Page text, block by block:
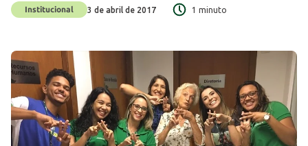
3 de abril de 2017 1 minuto
Institucional